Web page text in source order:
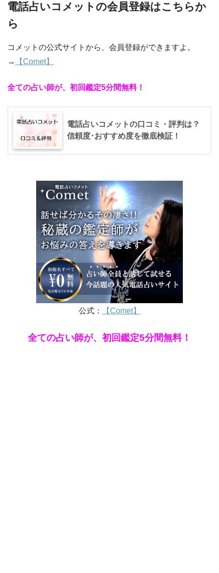
電話占いコメットの会員登録はこちらか
ら
コメットの公式サイトから、会員登録ができますよ。
→
【Comet】
全ての占い師が、初回鑑定5分間無料！
電話占いコメットの口コミ・評判は？
信頼度･おすすめ度を徹底検証！
公式： 【Comet】
全ての占い師が、初回鑑定5分間無料！